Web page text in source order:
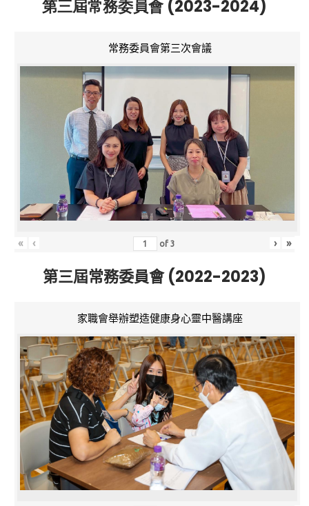
第三屆常務委員會 (2023-2024)
常務委員會第三次會議
« ‹ of3 › »
第三屆常務委員會 (2022-2023)
家職會舉辦塑造健康身心靈中醫講座